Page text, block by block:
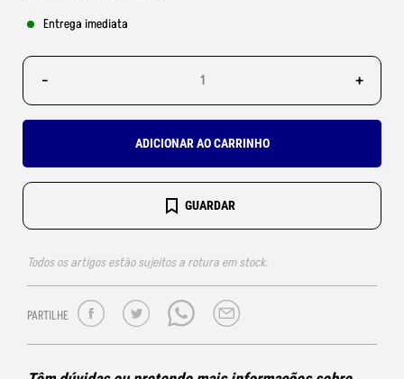
Entrega imediata
- +
ADICIONAR AO CARRINHO
GUARDAR
Todos os artigos estão sujeitos a rotura em stock.
PARTILHE